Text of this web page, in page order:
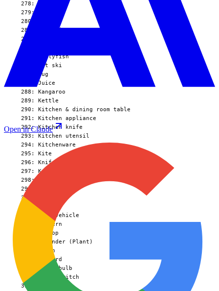
Open in Claude